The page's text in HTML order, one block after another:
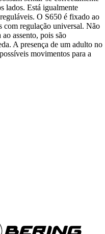
lados. Está igualmente
O S650 é fixado ao
com regulação universal. Não
assento, pois são
A presença de um adulto no
movimentos para a